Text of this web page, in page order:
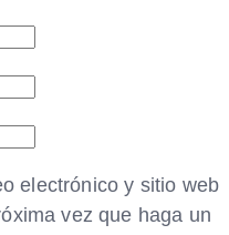
electrónico y sitio web
vez que haga un